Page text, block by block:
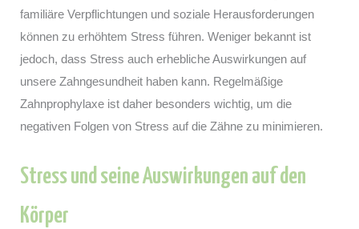
familiäre Verpflichtungen und soziale Herausforderungen
können zu erhöhtem Stress führen. Weniger bekannt ist
jedoch, dass Stress auch erhebliche Auswirkungen auf
unsere Zahngesundheit haben kann. Regelmäßige
Zahnprophylaxe ist daher besonders wichtig, um die
negativen Folgen von Stress auf die Zähne zu minimieren.
Stress und seine Auswirkungen auf den
Körper